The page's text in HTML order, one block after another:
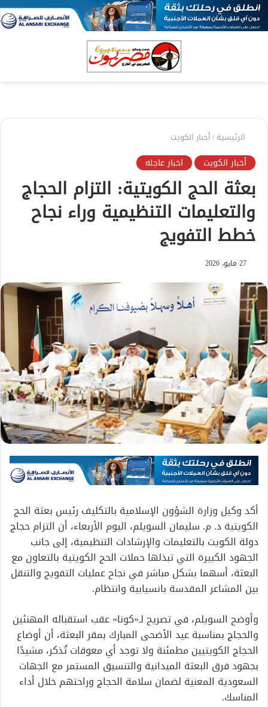
الرئيسية/أخبار الكويت
أخبار الكويت اخبار عاجله
بعثة الحج الكويتية: التزام الحجاج
والتعليمات التنظيمية وراء نجاح
خطط التفويج
27 مايو، 2026
أكد وكيل وزارة الشؤون الإسلامية بالتكليف رئيس بعثة الحج
الكويتية د. م. سليمان السويلم، اليوم الأربعاء، أن التزام حجاج
دولة الكويت بالتعليمات والإرشادات التنظيمية، إلى جانب
الجهود الكبيرة التي تبذلها حملات الحج الكويتية بالتعاون مع
البعثة، أسهما بشكل مباشر في نجاح عمليات التفويج والتنقل
بين المشاعر المقدسة بانسيابية وانتظام.
وأوضح السويلم، في تصريح لـ«كونا» عقب استقباله المهنئين
والحجاج بمناسبة عيد الأضحى المبارك بمقر البعثة، أن أوضاع
الحجاج الكويتيين مطمئنة ولا توجد أي معوقات تُذكر، مشيدًا
بجهود فرق البعثة الميدانية والتنسيق المستمر مع الجهات
السعودية المعنية لضمان سلامة الحجاج وراحتهم خلال أداء
المناسك.